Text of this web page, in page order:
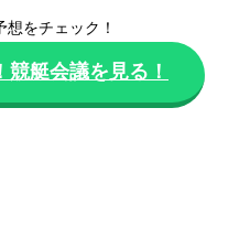
をチェック！
艇会議を見る！